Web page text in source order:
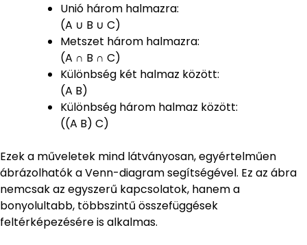
Unió három halmazra:
(A ∪ B ∪ C)
Metszet három halmazra:
(A ∩ B ∩ C)
Különbség két halmaz között:
(A B)
Különbség három halmaz között:
((A B) C)
Ezek a műveletek mind látványosan, egyértelműen
ábrázolhatók a Venn-diagram segítségével. Ez az ábra
nemcsak az egyszerű kapcsolatok, hanem a
bonyolultabb, többszintű összefüggések
feltérképezésére is alkalmas.